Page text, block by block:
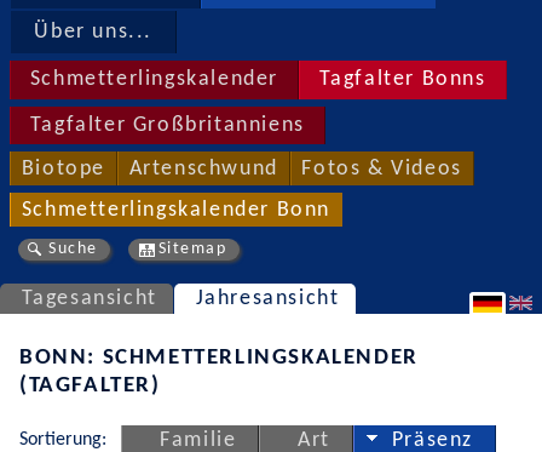
Über uns...
Schmetterlingskalender Tagfalter Bonns
Tagfalter Großbritanniens
Biotope Artenschwund Fotos & Videos
Schmetterlingskalender Bonn
Suche Sitemap
Tagesansicht Jahresansicht
BONN: SCHMETTERLINGSKALENDER
(TAGFALTER)
Sortierung: Familie Art
Präsenz